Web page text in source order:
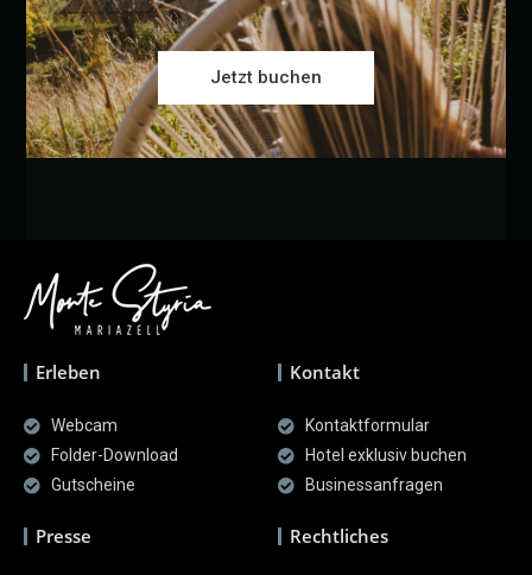
Jetzt buchen
Erleben
Webcam
Folder-Download
Gutscheine
Kontakt
Kontaktformular
Hotel exklusiv buchen
Businessanfragen
Presse Rechtliches